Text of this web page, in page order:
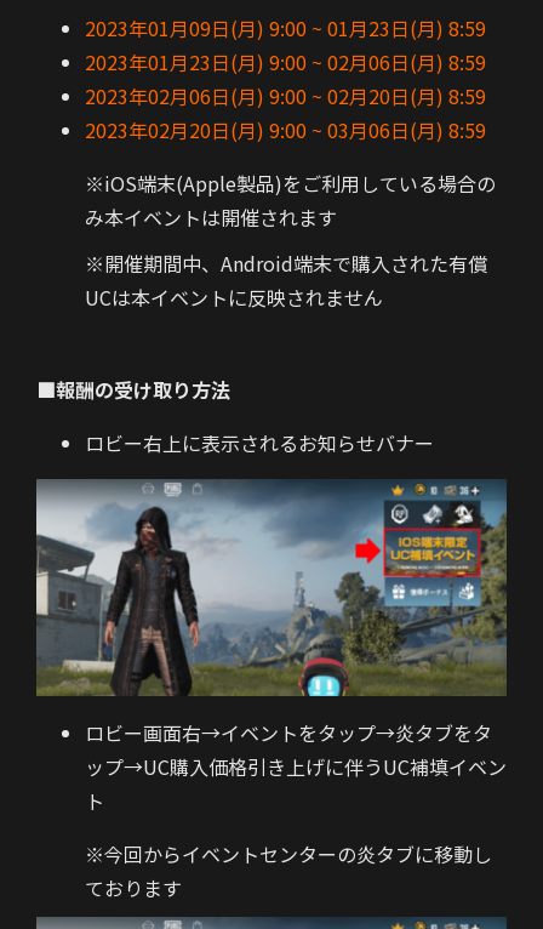
2023年01月09日(月) 9:00 ~ 01月23日(月) 8:59
2023年01月23日(月) 9:00 ~ 02月06日(月) 8:59
2023年02月06日(月) 9:00 ~ 02月20日(月) 8:59
2023年02月20日(月) 9:00 ~ 03月06日(月) 8:59
※iOS端末(Apple製品)をご利用している場合の
み本イベントは開催されます
※開催期間中、Android端末で購入された有償
UCは本イベントに反映されません
■報酬の受け取り方法
ロビー右上に表示されるお知らせバナー
ロビー画面右→イベントをタップ→炎タブをタ
ップ→UC購入価格引き上げに伴うUC補填イベン
ト
※今回からイベントセンターの炎タブに移動し
ております